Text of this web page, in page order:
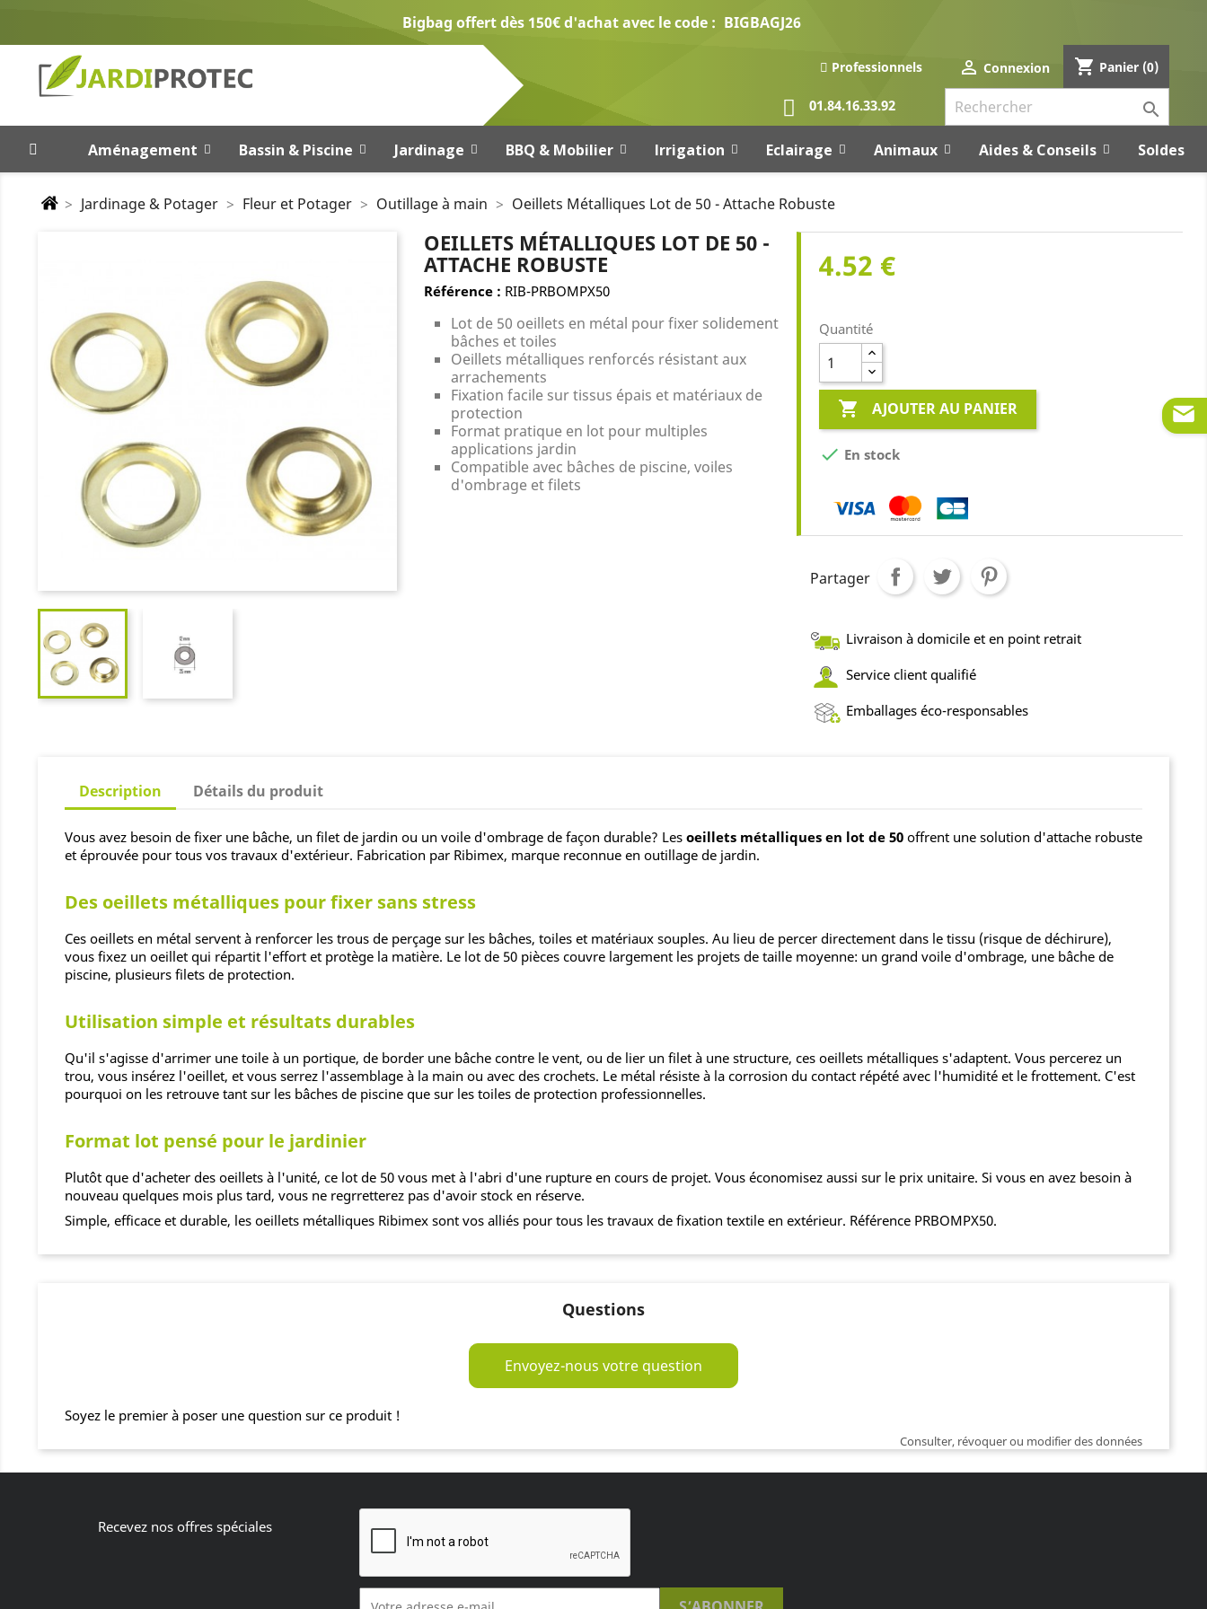
Bigbag offert dès 150€ d'achat avec le code : BIGBAGJ26
Professionnels  Connexion shopping_cart Panier (0)
01.84.16.33.92 
Aménagement Bassin & Piscine Jardinage BBQ & Mobilier Irrigation Eclairage Animaux Aides & Conseils Soldes
Jardinage & Potager Fleur et Potager Outillage à main Oeillets Métalliques Lot de 50 - Attache Robuste
OEILLETS MÉTALLIQUES LOT DE 50 -
ATTACHE ROBUSTE
Référence : RIB-PRBOMPX50
Lot de 50 oeillets en métal pour fixer solidement
bâches et toiles
Oeillets métalliques renforcés résistant aux
arrachements
Fixation facile sur tissus épais et matériaux de
protection
Format pratique en lot pour multiples
applications jardin
Compatible avec bâches de piscine, voiles
d'ombrage et filets
4.52 €
Quantité
 AJOUTER AU PANIER
 En stock
Partager
Livraison à domicile et en point retrait
Service client qualifié
Emballages éco-responsables
Description Détails du produit
Vous avez besoin de fixer une bâche, un filet de jardin ou un voile d'ombrage de façon durable? Les oeillets métalliques en lot de 50offrent une solution d'attache robuste
et éprouvée pour tous vos travaux d'extérieur. Fabrication par Ribimex, marque reconnue en outillage de jardin.
Des oeillets métalliques pour fixer sans stress
Ces oeillets en métal servent à renforcer les trous de perçage sur les bâches, toiles et matériaux souples. Au lieu de percer directement dans le tissu (risque de déchirure),
vous fixez un oeillet qui répartit l'effort et protège la matière. Le lot de 50 pièces couvre largement les projets de taille moyenne: un grand voile d'ombrage, une bâche de
piscine, plusieurs filets de protection.
Utilisation simple et résultats durables
Qu'il s'agisse d'arrimer une toile à un portique, de border une bâche contre le vent, ou de lier un filet à une structure, ces oeillets métalliques s'adaptent. Vous percerez un
trou, vous insérez l'oeillet, et vous serrez l'assemblage à la main ou avec des crochets. Le métal résiste à la corrosion du contact répété avec l'humidité et le frottement. C'est
pourquoi on les retrouve tant sur les bâches de piscine que sur les toiles de protection professionnelles.
Format lot pensé pour le jardinier
Plutôt que d'acheter des oeillets à l'unité, ce lot de 50 vous met à l'abri d'une rupture en cours de projet. Vous économisez aussi sur le prix unitaire. Si vous en avez besoin à
nouveau quelques mois plus tard, vous ne regrretterez pas d'avoir stock en réserve.
Simple, efficace et durable, les oeillets métalliques Ribimex sont vos alliés pour tous les travaux de fixation textile en extérieur. Référence PRBOMPX50.
Questions
Envoyez-nous votre question
Soyez le premier à poser une question sur ce produit !
Consulter, révoquer ou modifier des données
Recevez nos offres spéciales